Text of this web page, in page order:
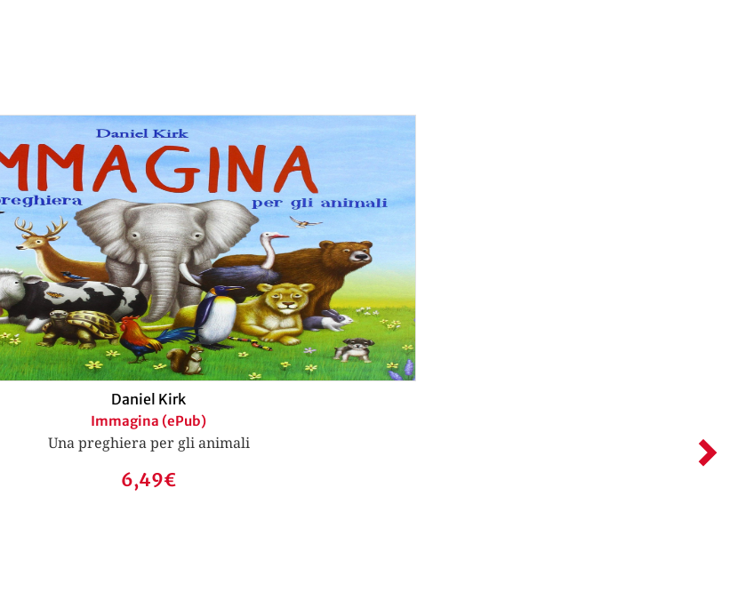
Daniel Kirk
Immagina (ePub)
Una preghiera per gli animali
6,49€